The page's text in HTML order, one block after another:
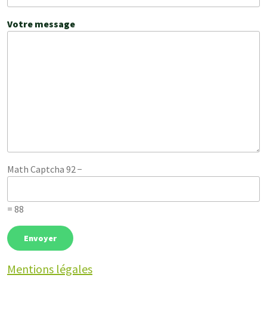
Votre message
Math Captcha 92 −
= 88
Mentions légales